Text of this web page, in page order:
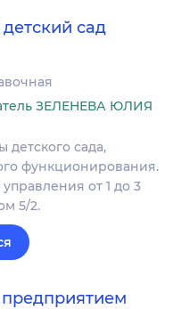
сад
ЗЕЛЕНЕВА ЮЛИЯ
детского сада,
функционирования.
от 1 до 3
5/2.